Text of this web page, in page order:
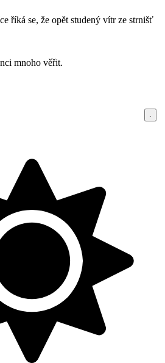
říká se, že opět studený vítr ze strnišť
mnoho věřit.